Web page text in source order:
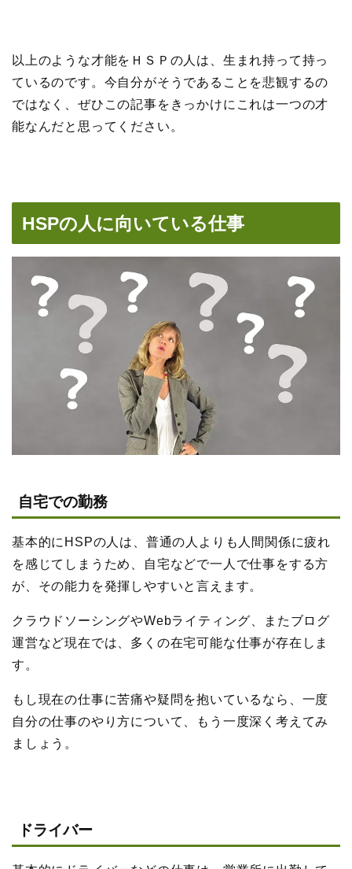
以上のような才能をＨＳＰの人は、生まれ持って持っ
ているのです。今自分がそうであることを悲観するの
ではなく、ぜひこの記事をきっかけにこれは一つの才
能なんだと思ってください。
HSPの人に向いている仕事
自宅での勤務
基本的にHSPの人は、普通の人よりも人間関係に疲れ
を感じてしまうため、自宅などで一人で仕事をする方
が、その能力を発揮しやすいと言えます。
クラウドソーシングやWebライティング、またブログ
運営など現在では、多くの在宅可能な仕事が存在しま
す。
もし現在の仕事に苦痛や疑問を抱いているなら、一度
自分の仕事のやり方について、もう一度深く考えてみ
ましょう。
ドライバー